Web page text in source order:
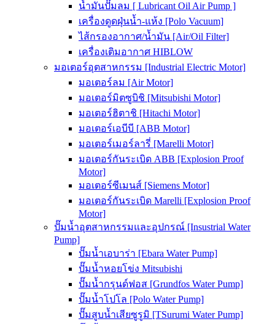
น้ำมันปั๊มลม [ Lubricant Oil Air Pump ]
เครื่องดูดฝุ่นน้ำ-แห้ง [Polo Vacuum]
ไส้กรองอากาศ/น้ำมัน [Air/Oil Filter]
เครื่องเติมอากาศ HIBLOW
มอเตอร์อุตสาหกรรม [Industrial Electric Motor]
มอเตอร์ลม [Air Motor]
มอเตอร์มิตซูบิชิ [Mitsubishi Motor]
มอเตอร์ฮิตาชิ [Hitachi Motor]
มอเตอร์เอบีบี [ABB Motor]
มอเตอร์เมอร์ลารี่ [Marelli Motor]
มอเตอร์กันระเบิด ABB [Explosion Proof
Motor]
มอเตอร์ซีเมนส์ [Siemens Motor]
มอเตอร์กันระเบิด Marelli [Explosion Proof
Motor]
ปั๊มน้ำอุตสาหกรรมและอุปกรณ์ [Insustrial Water
Pump]
ปั๊มน้ำเอบาร่า [Ebara Water Pump]
ปั๊มน้ำหอยโข่ง Mitsubishi
ปั๊มน้ำกรุนด์ฟอส [Grundfos Water Pump]
ปั๊มน้ำโปโล [Polo Water Pump]
ปั๊มสูบน้ำเสียซูรูมิ [TSurumi Water Pump]